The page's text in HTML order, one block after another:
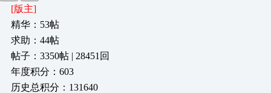
[版主]
精华：53帖
求助：44帖
帖子：3350帖 | 28451回
年度积分：603
历史总积分：131640